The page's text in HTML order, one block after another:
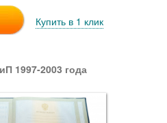
Купить в 1 клик
1997-2003 года